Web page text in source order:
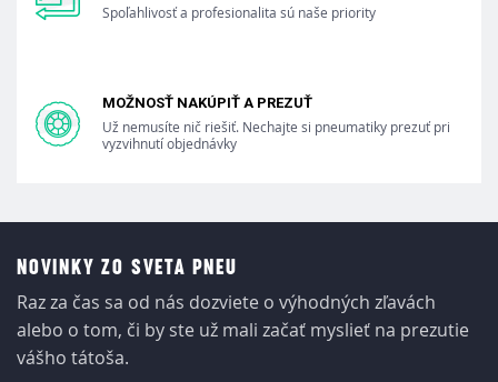
Spoľahlivosť a profesionalita sú naše priority
MOŽNOSŤ NAKÚPIŤ A PREZUŤ
Už nemusíte nič riešiť. Nechajte si pneumatiky prezuť pri
vyzvihnutí objednávky
NOVINKY ZO SVETA PNEU
Raz za čas sa od nás dozviete o výhodných zľavách
alebo o tom, či by ste už mali začať myslieť na prezutie
vášho tátoša.